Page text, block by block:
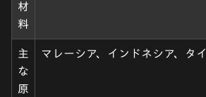
材
料
主
な
原
マレーシア、インドネシア、タイ